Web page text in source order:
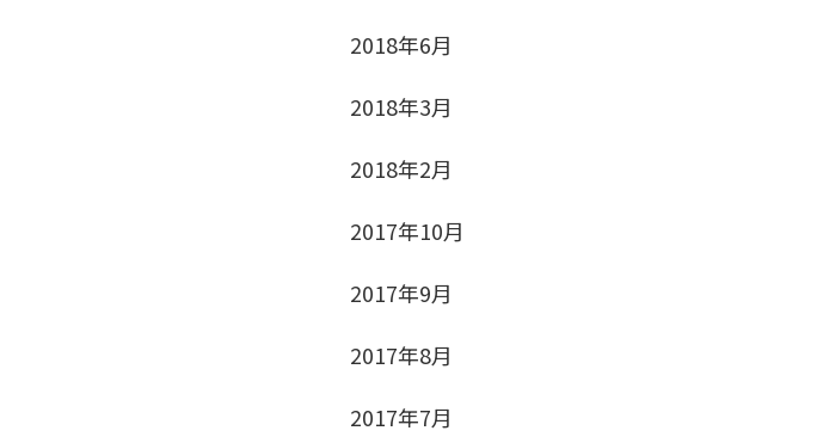
2018年6月
2018年3月
2018年2月
2017年10月
2017年9月
2017年8月
2017年7月